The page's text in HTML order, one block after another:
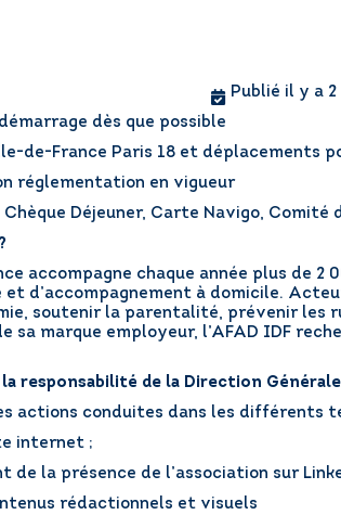
Publié il y a 2
dès que possible
de-France Paris 18 et déplacements
réglementation en vigueur
Déjeuner, Carte Navigo, Comité
accompagne chaque année plus de
et d’accompagnement à domicile.
soutenir la parentalité, prévenir les
sa marque employeur, l’AFAD IDF
la responsabilité de la Direction
actions conduites dans les différents
internet ;
de la présence de l’association sur
rédactionnels et visuels